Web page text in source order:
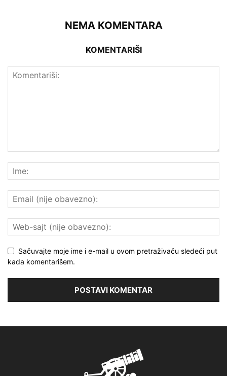
NEMA KOMENTARA
KOMENTARIŠI
Sačuvajte moje ime i e-mail u ovom pretraživaču sledeći put
kada komentarišem.